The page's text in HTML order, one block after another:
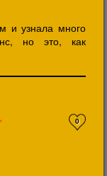
и узнала много
но это, как
0